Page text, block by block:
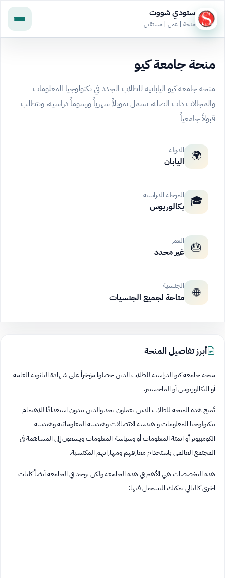
ستودي شووت
منحة | عمل | مستقبل
منحة جامعة كيو
منحة جامعة كيو اليابانية للطلاب الجدد في تكنولوجيا المعلومات
والمجالات ذات الصلة، تشمل تمويلاً شهرياً ورسوماً دراسية، وتتطلب
قبولاً جامعياً
🌍 الدولة
اليابان
🎓 المرحلة الدراسية
بكالوريوس
🎂 العمر
غير محدد
🌐 الجنسية
متاحة لجميع الجنسيات
أبرز تفاصيل المنحة
منحة جامعة كيو الدراسية للطلاب الذين حصلوا مؤخراً على شهادة الثانوية العامة
أو البكالوريوس أو الماجستير.
تُمنح هذه المنحة للطلاب الذين يعملون بجد والذين يبدون استعدادًا للاهتمام
بتكنولوجيا المعلومات و هندسة الاتصالات وهندسة المعلوماتية وهندسة
الكومبيوتر أو اتمتة المعلومات أو وسياسة المعلومات ويسعون إلى المساهمة في
المجتمع العالمي باستخدام معارفهم ومهاراتهم المكتسبة.
هذه التخصصات هي الأهم في هذه الجامعة ولكن يوجد في الجامعة أيضاً كليات
اخرى كالتالي يمكنك التسجيل فيها: